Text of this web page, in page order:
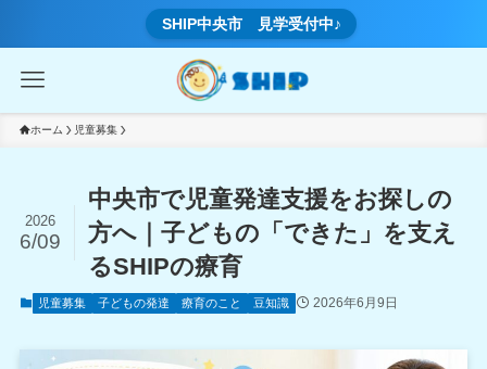
SHIP中央市 見学受付中♪
ホーム 児童募集
中央市で児童発達支援をお探しの
方へ｜子どもの「できた」を支え
るSHIPの療育
2026
6/09
児童募集 子どもの発達 療育のこと 豆知識 2026年6月9日